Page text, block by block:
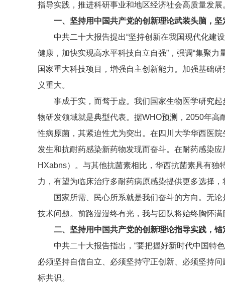
指导实践，推进科研事业和地区经济社会高质量发展
一、坚持用中国共产党的创新理论武装头脑，坚
中共二十大报告提出“坚持创新在我国现代化建
健康，加快实现高水平科技自立自强”，强调“集聚
国家重大科技项目，增强自主创新能力。加强基础
义重大。
事成于实，而骛于虚。我们国家生物医学研究
物研发领域就是典型代表。据WHO预测，2050年
性病原菌，其紧迫性尤为突出。在 四川大学华西医
发生和抗耐药感染新药物发现而奋斗。 在耐药感染应
HXabns）。与其他抗菌素相比，华西抗菌素具有
力，有望为临床治疗多耐药病原感染提供更多选择
国家所需、民心所系就是我们奋斗的方向。无
技术问题。前路漫漫终有光，我与团队将始终胸怀
二、坚持用中国共产党的创新理论指导实践，锚
中共二十大报告指出，“要把握好新时代中国特
必须坚持自信自立、必须坚持守正创新、必须坚持
标共识。